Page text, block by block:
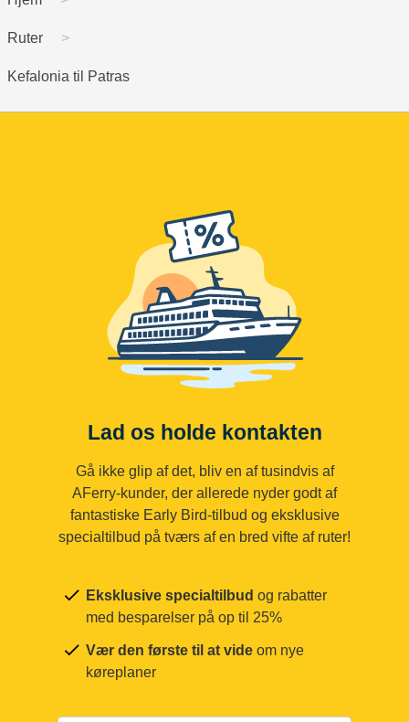
Ruter
Kefalonia til Patras
Lad os holde kontakten
Gå ikke glip af det, bliv en af tusindvis af
AFerry-kunder, der allerede nyder godt af
fantastiske Early Bird-tilbud og eksklusive
specialtilbud på tværs af en bred vifte af ruter!
Eksklusive specialtilbud og rabatter
med besparelser på op til 25%
Vær den første til at vide om nye
køreplaner